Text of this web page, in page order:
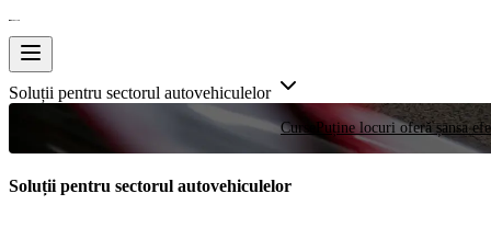
Soluții pentru sectorul autovehiculelor
Curse Puține locuri oferă șansa
Soluții pentru sectorul autovehiculelor